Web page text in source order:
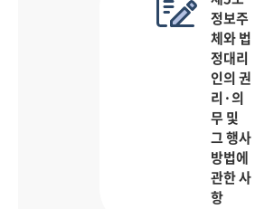
정보주
체와 법
정대리
인의 권
리·의
무 및
그 행사
방법에
관한 사
항